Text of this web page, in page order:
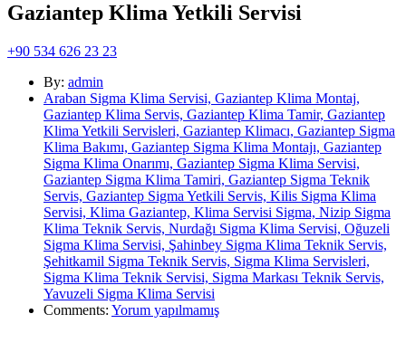
Gaziantep Klima Yetkili Servisi
+90 534 626 23 23
By: admin
Araban Sigma Klima Servisi, Gaziantep Klima Montaj,
Gaziantep Klima Servis, Gaziantep Klima Tamir, Gaziantep
Klima Yetkili Servisleri, Gaziantep Klimacı, Gaziantep Sigma
Klima Bakımı, Gaziantep Sigma Klima Montajı, Gaziantep
Sigma Klima Onarımı, Gaziantep Sigma Klima Servisi,
Gaziantep Sigma Klima Tamiri, Gaziantep Sigma Teknik
Servis, Gaziantep Sigma Yetkili Servis, Kilis Sigma Klima
Servisi, Klima Gaziantep, Klima Servisi Sigma, Nizip Sigma
Klima Teknik Servis, Nurdağı Sigma Klima Servisi, Oğuzeli
Sigma Klima Servisi, Şahinbey Sigma Klima Teknik Servis,
Şehitkamil Sigma Teknik Servis, Sigma Klima Servisleri,
Sigma Klima Teknik Servisi, Sigma Markası Teknik Servis,
Yavuzeli Sigma Klima Servisi
Comments: Yorum yapılmamış